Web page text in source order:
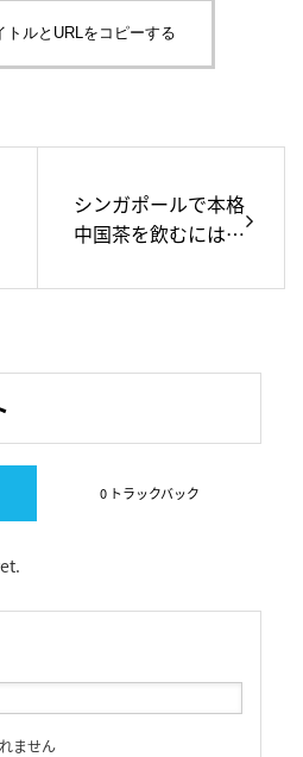
トルとURLをコピーする
シンガポールで本格
中国茶を飲むにはこ
が訪れたTea
0 トラックバック
ません